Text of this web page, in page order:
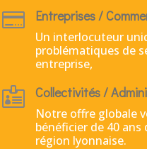
 Entreprises /
Un interlocuteur
problématiques de
entreprise,
 Collectivités /
Notre offre globale
bénéficier de 40 ans
région lyonnaise.